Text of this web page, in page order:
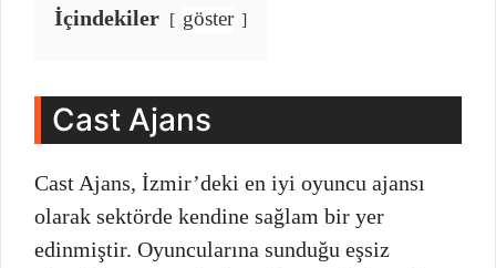
İçindekiler göster
Cast Ajans
Cast Ajans, İzmir’deki en iyi oyuncu ajansı
olarak sektörde kendine sağlam bir yer
edinmiştir. Oyuncularına sunduğu eşsiz